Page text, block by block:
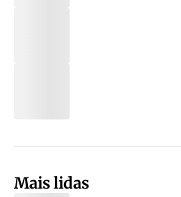
Mais lidas